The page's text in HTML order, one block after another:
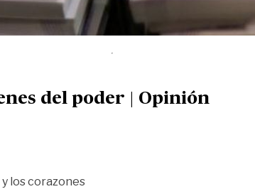
del poder | Opinión
los corazones